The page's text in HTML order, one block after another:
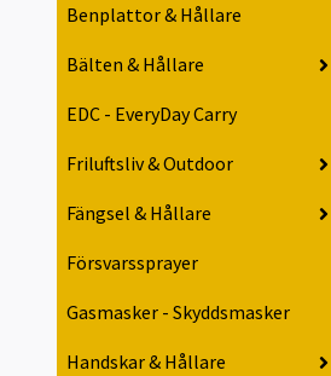
Benplattor & Hållare
Bälten & Hållare
EDC - EveryDay Carry
Friluftsliv & Outdoor
Fängsel & Hållare
Försvarssprayer
Gasmasker - Skyddsmasker
Handskar & Hållare